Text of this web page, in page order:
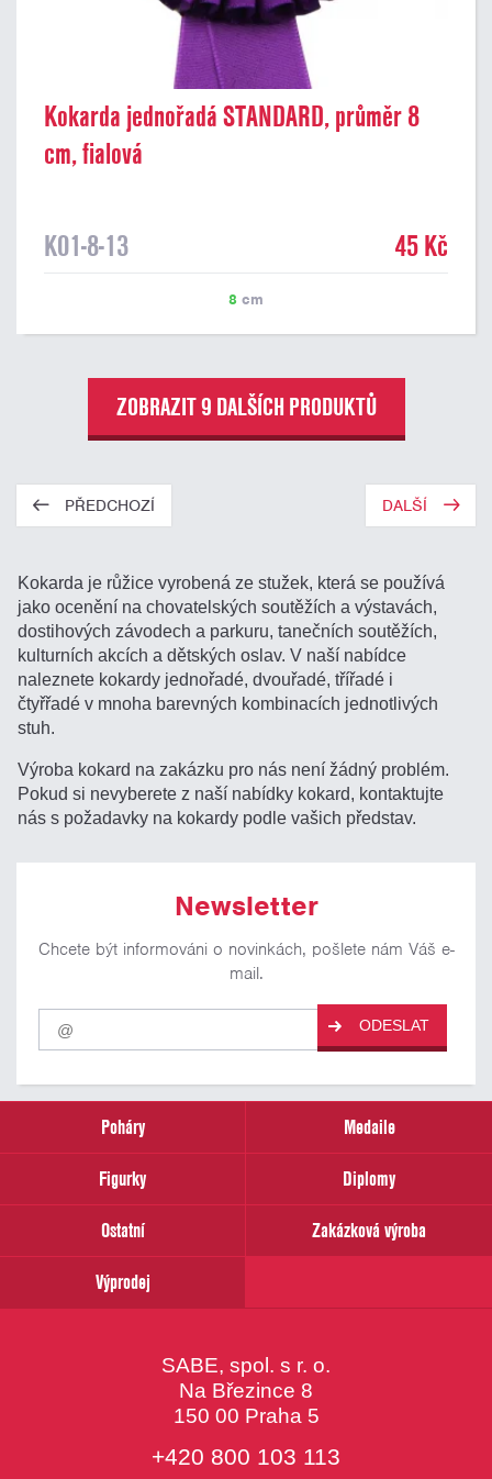
Kokarda jednořadá STANDARD, průměr 8
cm, fialová
K01-8-13 45 Kč
8 cm
ZOBRAZIT 9 DALŠÍCH PRODUKTŮ
PŘEDCHOZÍ DALŠÍ
Kokarda je růžice vyrobená ze stužek, která se používá
jako ocenění na chovatelských soutěžích a výstavách,
dostihových závodech a parkuru, tanečních soutěžích,
kulturních akcích a dětských oslav. V naší nabídce
naleznete kokardy jednořadé, dvouřadé, třířadé i
čtyřřadé v mnoha barevných kombinacích jednotlivých
stuh.
Výroba kokard na zakázku pro nás není žádný problém.
Pokud si nevyberete z naší nabídky kokard, kontaktujte
nás s požadavky na kokardy podle vašich představ.
Newsletter
Chcete být informováni o novinkách, pošlete nám Váš e-
mail.
Pro
odběr
našich
email
ODESLAT
Poháry
Medaile
Figurky
Diplomy
Ostatní
Zakázková výroba
Výprodej
SABE, spol. s r. o.
Na Březince 8
150 00 Praha 5
+420 800 103 113